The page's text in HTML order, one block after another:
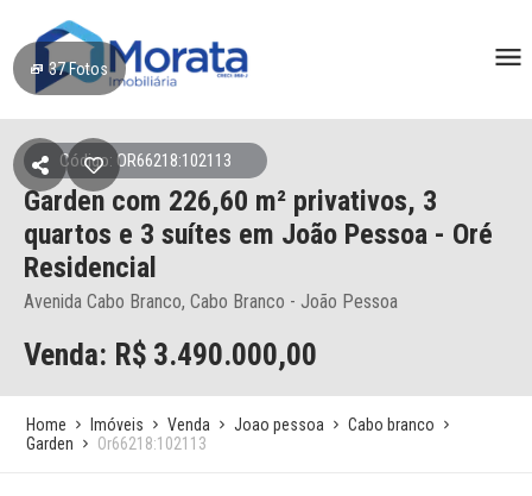
37Fotos
Código: OR66218:102113
Garden com 226,60 m² privativos, 3
quartos e 3 suítes em João Pessoa - Oré
Residencial
Avenida Cabo Branco, Cabo Branco - João Pessoa
Venda: R$ 3.490.000,00
Home Imóveis Venda Joao pessoa
Cabo branco
Garden
Or66218:102113